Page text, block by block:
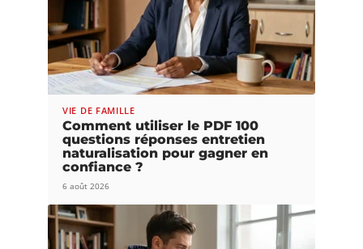
VIE DE FAMILLE
Comment utiliser le PDF 100
questions réponses entretien
naturalisation pour gagner en
confiance ?
6 août 2026